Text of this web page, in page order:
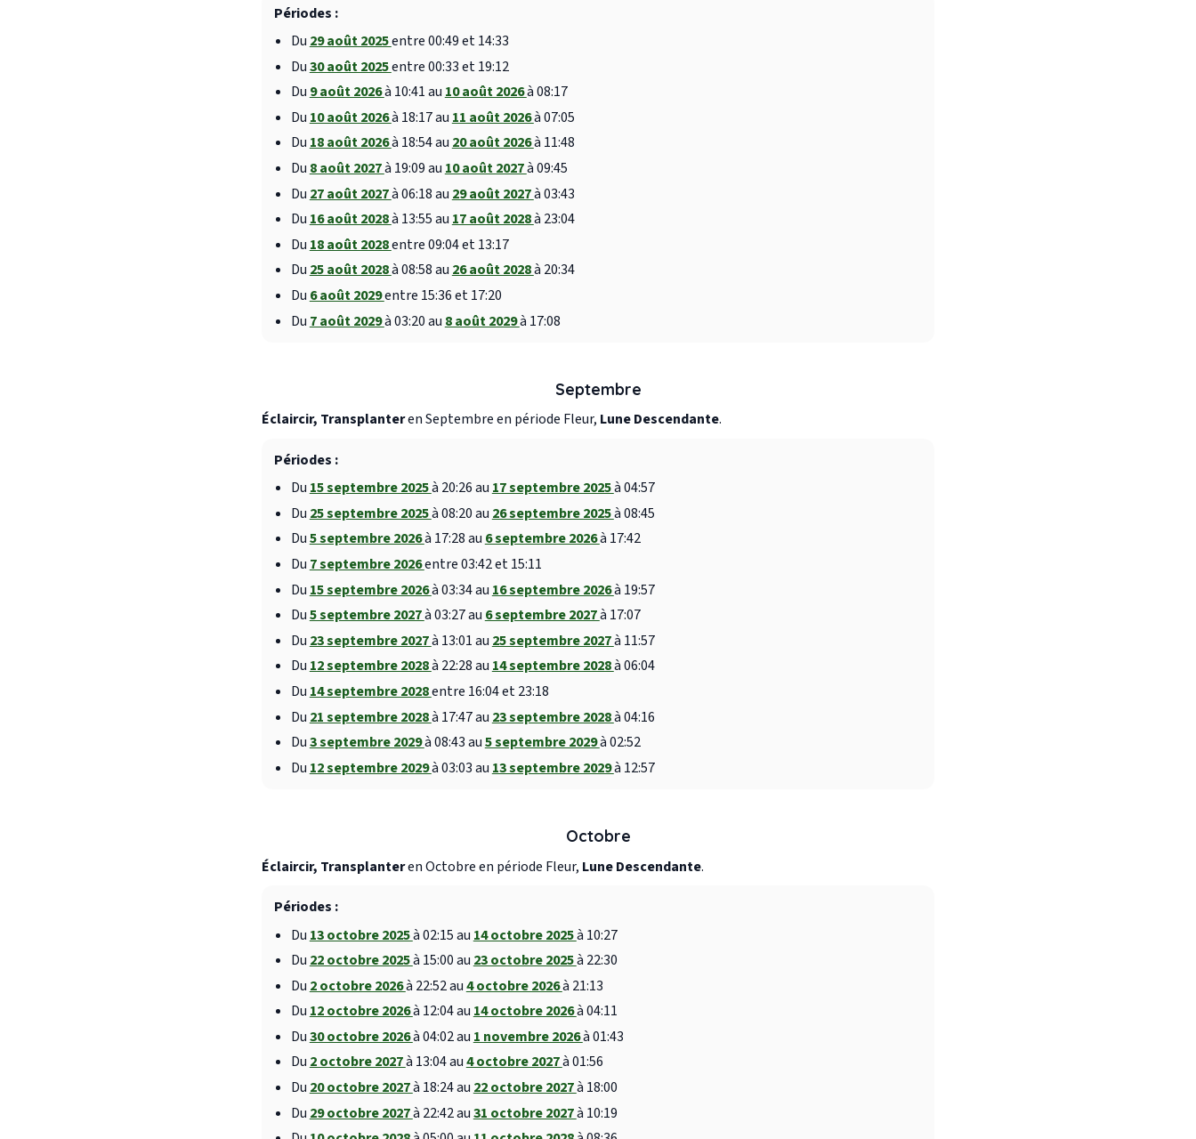
Périodes :
Du 29 août 2025entre 00:49 et 14:33
Du30 août 2025entre 00:33 et 19:12
Du 9 août 2026à 10:41 au 10 août 2026à 08:17
Du 10 août 2026à 18:17 au 11 août 2026à 07:05
Du 18 août 2026à 18:54 au 20 août 2026à 11:48
Du 8 août 2027à 19:09 au 10 août 2027à 09:45
Du 27 août 2027à 06:18 au 29 août 2027à 03:43
Du 16 août 2028à 13:55 au 17 août 2028à 23:04
Du 18 août 2028entre 09:04 et 13:17
Du 25 août 2028à 08:58 au 26 août 2028à 20:34
Du 6 août 2029entre 15:36 et 17:20
Du 7 août 2029à 03:20 au 8 août 2029à 17:08
Septembre
Éclaircir, Transplanteren Septembre en période Fleur, Lune Descendante.
Périodes :
Du 15 septembre 2025à 20:26 au 17 septembre 2025à 04:57
Du 25 septembre 2025à 08:20 au 26 septembre 2025à 08:45
Du5 septembre 2026à 17:28 au6 septembre 2026à 17:42
Du 7 septembre 2026entre 03:42 et 15:11
Du 15 septembre 2026à 03:34 au 16 septembre 2026à 19:57
Du5 septembre 2027à 03:27 au 6 septembre 2027à 17:07
Du 23 septembre 2027à 13:01 au 25 septembre 2027à 11:57
Du 12 septembre 2028à 22:28 au 14 septembre 2028à 06:04
Du 14 septembre 2028entre 16:04 et 23:18
Du 21 septembre 2028à 17:47 au 23 septembre 2028à 04:16
Du3 septembre 2029à 08:43 au5 septembre 2029à 02:52
Du 12 septembre 2029à 03:03 au 13 septembre 2029à 12:57
Octobre
Éclaircir, Transplanteren Octobre en période Fleur, Lune Descendante.
Périodes :
Du 13 octobre 2025à 02:15 au 14 octobre 2025à 10:27
Du 22 octobre 2025à 15:00 au 23 octobre 2025à 22:30
Du 2 octobre 2026à 22:52 au4 octobre 2026à 21:13
Du 12 octobre 2026à 12:04 au 14 octobre 2026à 04:11
Du30 octobre 2026à 04:02 au 1 novembre 2026à 01:43
Du2 octobre 2027à 13:04 au4 octobre 2027à 01:56
Du 20 octobre 2027à 18:24 au 22 octobre 2027à 18:00
Du 29 octobre 2027à 22:42 au31 octobre 2027à 10:19